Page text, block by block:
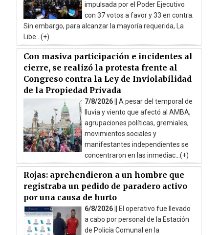
impulsada por el Poder Ejecutivo
con 37 votos a favor y 33 en contra.
Sin embargo, para alcanzar la mayoría requerida, La
Libe...(+)
Con masiva participación e incidentes al
cierre, se realizó la protesta frente al
Congreso contra la Ley de Inviolabilidad
de la Propiedad Privada
7/8/2026 || A pesar del temporal de
lluvia y viento que afectó al AMBA,
agrupaciones políticas, gremiales,
movimientos sociales y
manifestantes independientes se
concentraron en las inmediac...(+)
Rojas: aprehendieron a un hombre que
registraba un pedido de paradero activo
por una causa de hurto
6/8/2026 ||
El operativo fue llevado
a cabo por personal de la Estación
de Policía Comunal en la